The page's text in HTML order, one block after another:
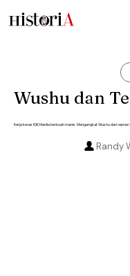
Wushu dan
Kerja keras IGK Manila berbuah manis. Mengangkat Wushu dari
Randy